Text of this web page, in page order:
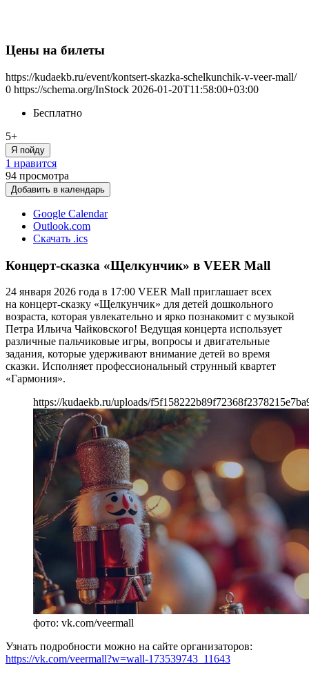
Цены на билеты
https://kudaekb.ru/event/kontsert-skazka-schelkunchik-v-veer-mall/
0 https://schema.org/InStock 2026-01-20T11:58:00+03:00
Бесплатно
5+
Я пойду
1 нравится
94 просмотра
Добавить в календарь
Google Calendar
Outlook.com
Скачать .ics
Концерт-сказка «Щелкунчик» в VEER Mall
24 января 2026 года в 17:00 VEER Mall приглашает всех
на концерт-сказку «Щелкунчик» для детей дошкольного
возраста, которая увлекательно и ярко познакомит с музыкой
Петра Ильича Чайковского! Ведущая концерта использует
различные пальчиковые игры, вопросы и двигательные
задания, которые удерживают внимание детей во время
сказки. Исполняет профессиональный струнный квартет
«Гармония».
https://kudaekb.ru/uploads/
фото: vk.com/veermall
Узнать подробности можно на сайте организаторов:
https://vk.com/veermall?w=wall-173539743_11643